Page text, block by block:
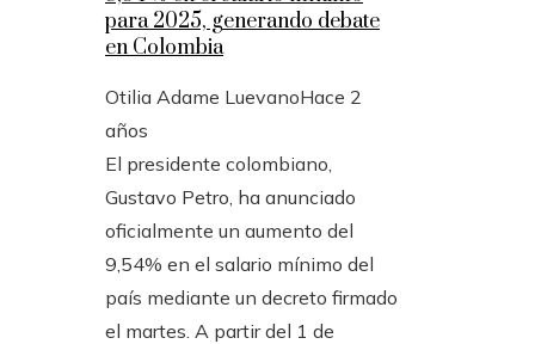
para 2025, generando debate
en Colombia
Otilia Adame LuevanoHace 2
años
El presidente colombiano,
Gustavo Petro, ha anunciado
oficialmente un aumento del
9,54% en el salario mínimo del
país mediante un decreto firmado
el martes. A partir del 1 de